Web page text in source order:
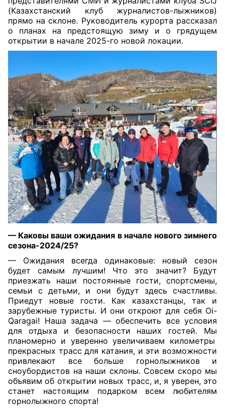
(Казахстанский клуб журналистов-лыжников)
прямо на склоне. Руководитель курорта рассказал
о планах на предстоящую зиму и о грядущем
открытии в начале 2025-го новой локации.
— Каковы ваши ожидания в начале нового зимнего
сезона-2024/25?
— Ожидания всегда одинаковые: новый сезон
будет самым лучшим! Что это значит? Будут
приезжать наши постоянные гости, спортсмены,
семьи с детьми, и они будут здесь счастливы.
Приедут новые гости. Как казахстанцы, так и
зарубежные туристы. И они откроют для себя Oi-
Qaragai! Наша задача — обеспечить все условия
для отдыха и безопасности наших гостей. Мы
планомерно и уверенно увеличиваем километры
прекрасных трасс для катания, и эти возможности
привлекают все больше горнолыжников и
сноубордистов на наши склоны. Совсем скоро мы
объявим об открытии новых трасс, и, я уверен, это
станет настоящим подарком всем любителям
горнолыжного спорта!